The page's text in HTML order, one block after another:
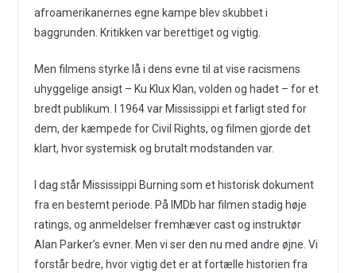
afroamerikanernes egne kampe blev skubbet i
baggrunden. Kritikken var berettiget og vigtig.
Men filmens styrke lå i dens evne til at vise racismens
uhyggelige ansigt – Ku Klux Klan, volden og hadet – for et
bredt publikum. I 1964 var Mississippi et farligt sted for
dem, der kæmpede for Civil Rights, og filmen gjorde det
klart, hvor systemisk og brutalt modstanden var.
I dag står Mississippi Burning som et historisk dokument
fra en bestemt periode. På IMDb har filmen stadig høje
ratings, og anmeldelser fremhæver cast og instruktør
Alan Parker’s evner. Men vi ser den nu med andre øjne. Vi
forstår bedre, hvor vigtig det er at fortælle historien fra